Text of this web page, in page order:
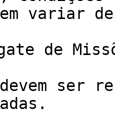
variar
de
ser